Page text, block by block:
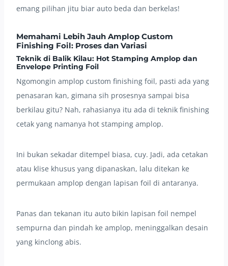
emang pilihan jitu biar auto beda dan berkelas!
Memahami Lebih Jauh Amplop Custom
Finishing Foil: Proses dan Variasi
Teknik di Balik Kilau: Hot Stamping Amplop dan
Envelope Printing Foil
Ngomongin amplop custom finishing foil, pasti ada yang
penasaran kan, gimana sih prosesnya sampai bisa
berkilau gitu? Nah, rahasianya itu ada di teknik finishing
cetak yang namanya hot stamping amplop.
Ini bukan sekadar ditempel biasa, cuy. Jadi, ada cetakan
atau klise khusus yang dipanaskan, lalu ditekan ke
permukaan amplop dengan lapisan foil di antaranya.
Panas dan tekanan itu auto bikin lapisan foil nempel
sempurna dan pindah ke amplop, meninggalkan desain
yang kinclong abis.